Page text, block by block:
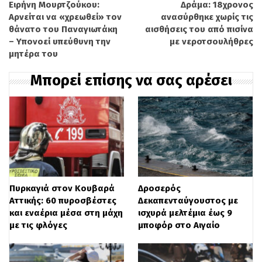
Γενικά αίθριος καιρός αναμένεται ο καιρός
για σήμεραΔευτέρα 14 Ιουλίου 2025, ενώ
τις μεσημβρινές και απογευματινές ώρες
θα αναπτυχθούν τοπικές νεφώσεις στα
ηπειρωτικά, οπότε ενδέχεται να
σημειωθούν μεμονωμένες βροχές στα
βόρεια ορεινά.
Οι άνεμοι θα πνέουν στα δυτικά
βορειοδυτικοί 3 με 5, στα ανατολικά 4 με 6
και πρόσκαιρα στο κεντρικό και νότιο
Αιγαίο τοπικά 7 μποφόρ.
Η θερμοκρασίαθα σημειώσει μικρή
Ειρήνη Μουρτζούκου:
Αρνείται να «χρεωθεί» τον
θάνατο του Παναγιωτάκη
– Υπονοεί υπεύθυνη την
μητέρα του
Δράμα: 18χρονος
ανασύρθηκε χωρίς τις
αισθήσεις του από πισίνα
με νεροτσουλήθρες
Μπορεί επίσης να σας αρέσει
Πυρκαγιά στον Κουβαρά
Αττικής: 60 πυροσβέστες
και εναέρια μέσα στη μάχη
με τις φλόγες
Δροσερός
Δεκαπενταύγουστος με
ισχυρά μελτέμια έως 9
μποφόρ στο Αιγαίο